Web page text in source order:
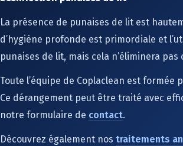
La présence de punaises de lit est
d’hygiène profonde est primordiale et
punaises de lit, mais cela n’éliminera
Toute l’équipe de Coplaclean est
Ce dérangement peut être traité avec
notre formulaire de contact.
Découvrez également nos traitements